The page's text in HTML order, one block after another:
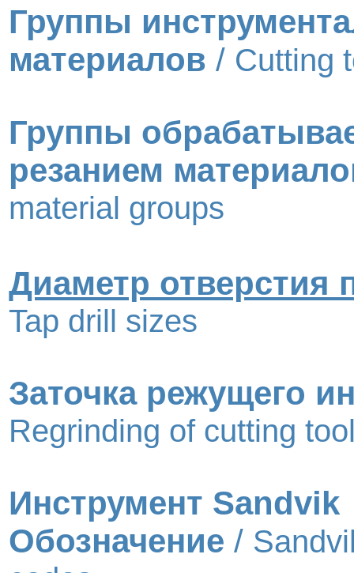
Группы
материалов / Cutting
Группы
резанием
material groups
Диаметр отверстия
Tap drill sizes
Заточка режущего
Regrinding of cutting
Инструмент Sandvik
Обозначение /